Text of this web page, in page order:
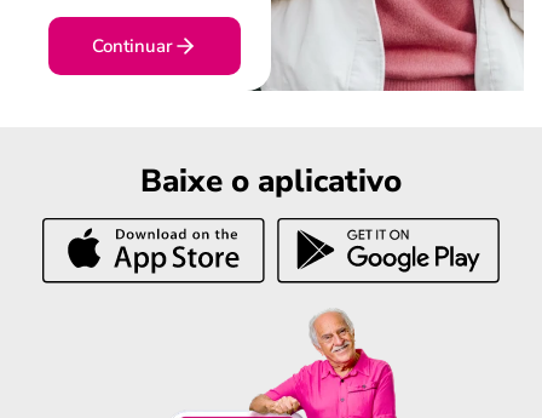
Continuar
Baixe o aplicativo